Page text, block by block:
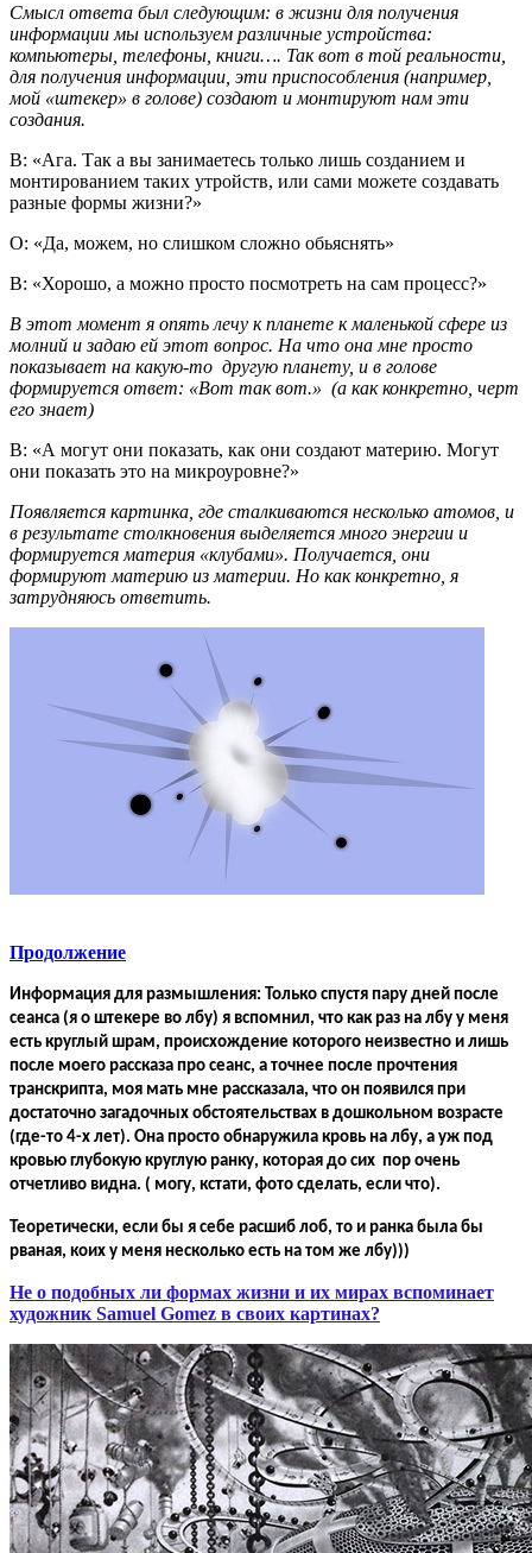
Смысл ответа был следующим: в жизни для получения
информации мы используем различные устройства:
компьютеры, телефоны, книги…. Так вот в той реальности,
для получения информации, эти приспособления (например,
мой «штекер» в голове) создают и монтируют нам эти
создания.
В: «Ага. Так а вы занимаетесь только лишь созданием и
монтированием таких утройств, или сами можете создавать
разные формы жизни?»
О: «Да, можем, но слишком сложно обьяснять»
В: «Хорошо, а можно просто посмотреть на сам процесс?»
В этот момент я опять лечу к планете к маленькой сфере из
молний и задаю ей этот вопрос. На что она мне просто
показывает на какую-то другую планету, и в голове
формируется ответ: «Вот так вот.» (а как конкретно, черт
его знает)
В: «А могут они показать, как они создают материю. Могут
они показать это на микроуровне?»
Появляется картинка, где сталкиваются несколько атомов, и
в результате столкновения выделяется много энергии и
формируется материя «клубами». Получается, они
формируют материю из материи. Но как конкретно, я
затрудняюсь ответить.
Продолжение
Информация для размышления: Только спустя пару дней после
сеанса (я о штекере во лбу) я вспомнил, что как раз на лбу у меня
есть круглый шрам, происхождение которого неизвестно и лишь
после моего рассказа про сеанс, а точнее после прочтения
транскрипта, моя мать мне рассказала, что он появился при
достаточно загадочных обстоятельствах в дошкольном возрасте
(где-то 4-х лет). Она просто обнаружила кровь на лбу, а уж под
кровью глубокую круглую ранку, которая до сих пор очень
отчетливо видна. ( могу, кстати, фото сделать, если что).
Теоретически, если бы я себе расшиб лоб, то и ранка была бы
рваная, коих у меня несколько есть на том же лбу)))
Не о подобных ли формах жизни и их мирах вспоминает
художник Samuel Gomez в своих картинах?